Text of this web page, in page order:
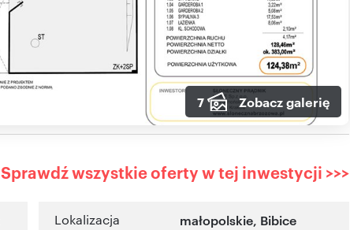
7 Zobacz galerię
Sprawdź wszystkie oferty w tej inwestycji >>>
Lokalizacja małopolskie, Bibice